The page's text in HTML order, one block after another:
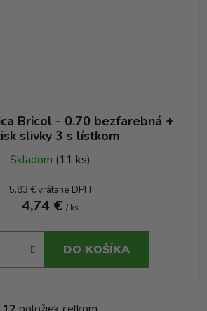
Bricol - 0.70 bezfarebná +
slivky 3 s lístkom
Skladom (11 ks)
5,83 € vrátane DPH
4,74 € / ks
DO KOŠÍKA